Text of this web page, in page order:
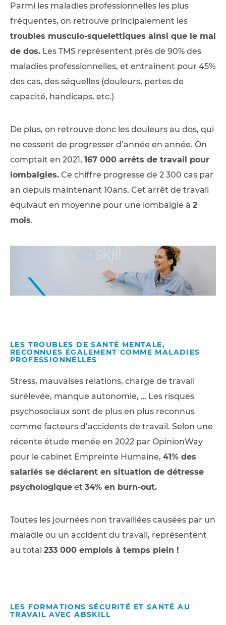
Parmi les maladies professionnelles les plus
fréquentes, on retrouve principalement les
troubles musculo-squelettiques ainsi que le mal
de dos. Les TMS représentent près de 90% des
maladies professionnelles, et entrainent pour 45%
des cas, des séquelles (douleurs, pertes de
capacité, handicaps, etc.)
De plus, on retrouve donc les douleurs au dos, qui
ne cessent de progresser d’année en année. On
comptait en 2021, 167 000 arrêts de travail pour
lombalgies. Ce chiffre progresse de 2 300 cas par
an depuis maintenant 10ans. Cet arrêt de travail
équivaut en moyenne pour une lombalgie à 2
mois.
LES TROUBLES DE SANTÉ MENTALE,
RECONNUES ÉGALEMENT COMME MALADIES
PROFESSIONNELLES
Stress, mauvaises relations, charge de travail
surélevée, manque autonomie, … Les risques
psychosociaux sont de plus en plus reconnus
comme facteurs d’accidents de travail. Selon une
récente étude menée en 2022 par OpinionWay
pour le cabinet Empreinte Humaine, 41% des
salariés se déclarent en situation de détresse
psychologique et 34% en burn-out.
Toutes les journées non travaillées causées par un
maladie ou un accident du travail, représentent
au total 233 000 emplois à temps plein !
LES FORMATIONS SÉCURITÉ ET SANTÉ AU
TRAVAIL AVEC ABSKILL